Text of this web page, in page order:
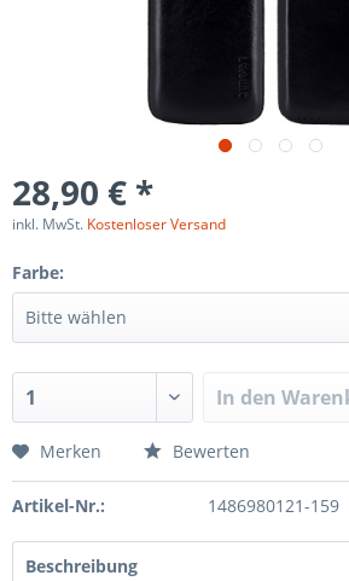
28,90 € *
inkl. MwSt. Kostenloser Versand
Farbe:
In den
Merken Bewerten
Artikel-Nr.: 1486980121-159
Beschreibung